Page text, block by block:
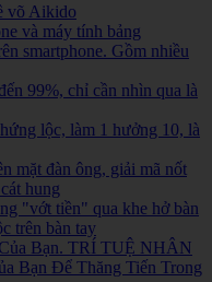
võ Aikido
và máy tính bảng
smartphone. Gồm nhiều
99%, chỉ cần nhìn qua là
lộc, làm 1 hưởng 10, là
mặt đàn ông, giải mã nốt
hung
"vớt tiền" qua khe hở bàn
trên bàn tay
Bạn. TRÍ TUỆ NHÂN
Bạn Để Thăng Tiến Trong